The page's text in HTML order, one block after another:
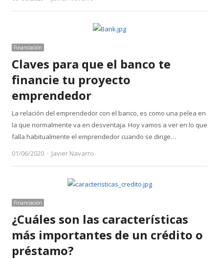
Financiación
Claves para que el banco te
financie tu proyecto
emprendedor
La relación del emprendedor con el banco, es como una pelea en
la que normalmente va en desventaja. Hoy vamos a ver en lo que
falla habitualmente el emprendedor cuando se dirige…
01/06/2020
Author
Javier Navarro
Financiación
¿Cuáles son las características
más importantes de un crédito o
préstamo?